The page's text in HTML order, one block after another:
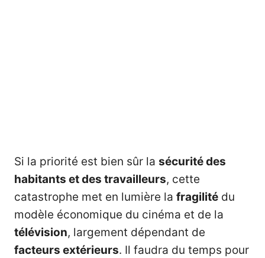
Si la priorité est bien sûr la sécurité des
habitants et des travailleurs, cette
catastrophe met en lumière la fragilité du
modèle économique du cinéma et de la
télévision, largement dépendant de
facteurs extérieurs. Il faudra du temps pour